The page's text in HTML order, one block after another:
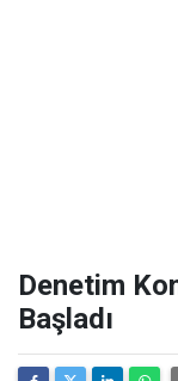
Denetim
Başladı